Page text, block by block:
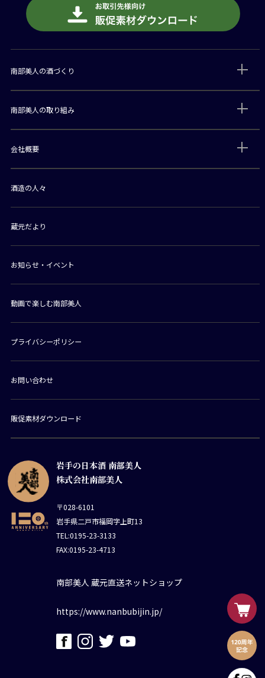
岩手の日本酒 南部美人
株式会社南部美人
〒028-6101
岩手県二戸市福岡字上町13
TEL:0195-23-3133
FAX:0195-23-4713
南部美人 蔵元直送ネットショップ
https://www.nanbubijin.jp/
南部美人の酒づくり
南部美人の取り組み
会社概要
酒造の人々
蔵元だより
お知らせ・イベント
動画で楽しむ南部美人
プライバシーポリシー
お問い合わせ
販促素材ダウンロード